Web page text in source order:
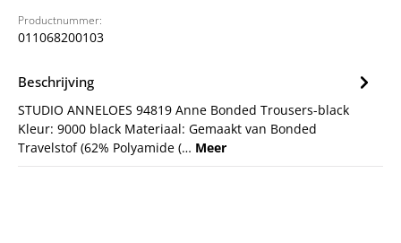
Productnummer:
011068200103
Beschrijving
STUDIO ANNELOES 94819 Anne Bonded Trousers-black
Kleur: 9000 black Materiaal: Gemaakt van Bonded
Travelstof (62% Polyamide (… Meer